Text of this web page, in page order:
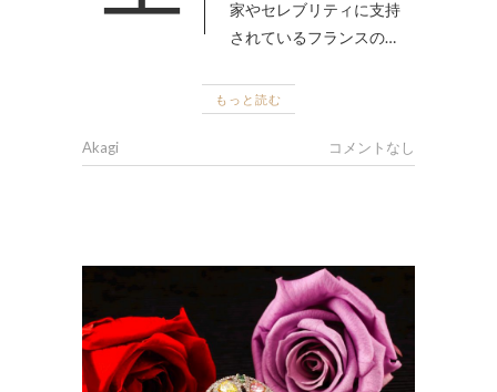
家やセレブリティに支持
されているフランスの…
もっと読む
Akagi コメントなし